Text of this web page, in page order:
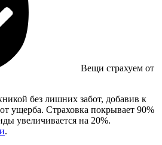
Вещи страхуем от
без лишних забот, добавив к
ущерба. Страховка покрывает 90%
увеличивается на 20%.
.